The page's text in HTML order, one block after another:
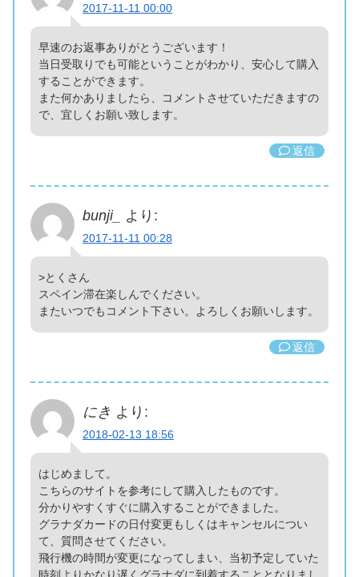
2017-11-11 00:00
早速のお返事ありがとうございます！
当日受取りでも可能ということがわかり、安心して購入
することができます。
また何かありましたら、コメントさせていただきますの
で、宜しくお願い致します。
返信
bunji_ より:
2017-11-11 00:28
>とくさん
スペイン滞在楽しんでください。
またいつでもコメント下さい。よろしくお願いします。
返信
にき より:
2018-02-13 18:56
はじめまして。
こちらのサイトを参考にして購入したものです。
分かりやすくすぐに購入することができました。
グラナダカードの日付変更もしくはキャンセルについ
て、質問させてください。
飛行機の時間が変更になってしまい、当初予定していた